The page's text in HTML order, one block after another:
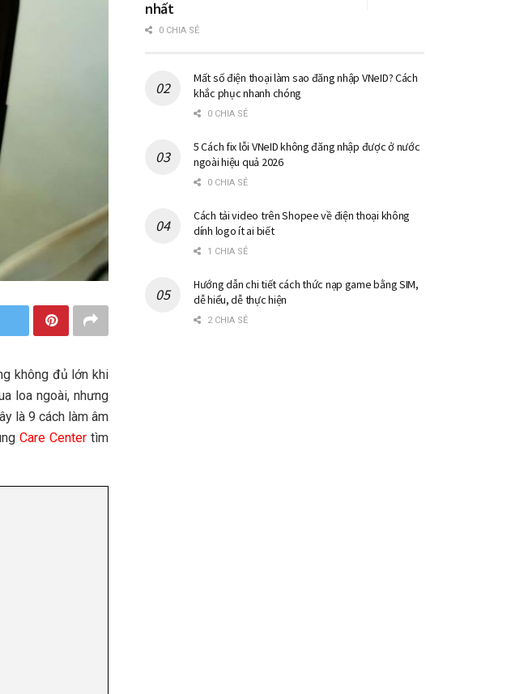
không đủ lớn khi
loa ngoài, nhưng
là 9 cách làm âm
Care Centertìm
nhất
0 CHIA SẺ
Mất số điện thoại làm sao đăng nhập VNeID? Cách
khắc phục nhanh chóng
0 CHIA SẺ
5 Cách fix lỗi VNeID không đăng nhập được ở nước
ngoài hiệu quả 2026
0 CHIA SẺ
Cách tải video trên Shopee về điện thoại không
dính logo ít ai biết
1 CHIA SẺ
Hướng dẫn chi tiết cách thức nạp game bằng SIM,
dễ hiểu, dễ thực hiện
2 CHIA SẺ